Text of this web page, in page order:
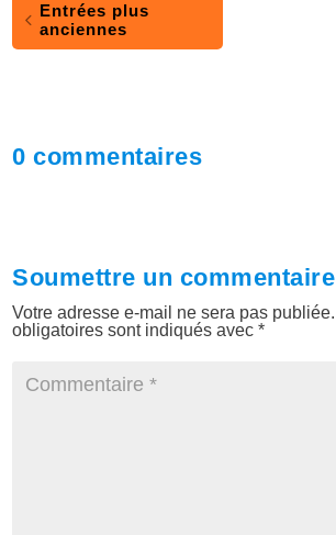
Entrées plus
anciennes
0 commentaires
Soumettre un commentaire
Votre adresse e-mail ne sera pas publiée.
obligatoires sont indiqués avec*